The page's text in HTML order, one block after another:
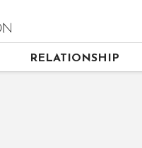
RELATIONSHIP